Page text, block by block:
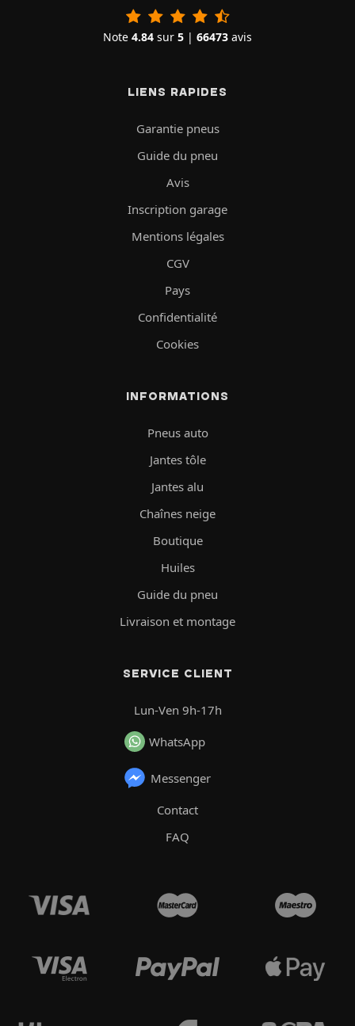
Note 4.84 sur 5 | 66473 avis
LIENS RAPIDES
Garantie pneus
Guide du pneu
Avis
Inscription garage
Mentions légales
CGV
Pays
Confidentialité
Cookies
INFORMATIONS
Pneus auto
Jantes tôle
Jantes alu
Chaînes neige
Boutique
Huiles
Guide du pneu
Livraison et montage
SERVICE CLIENT
Lun-Ven 9h-17h
WhatsApp
Messenger
Contact
FAQ